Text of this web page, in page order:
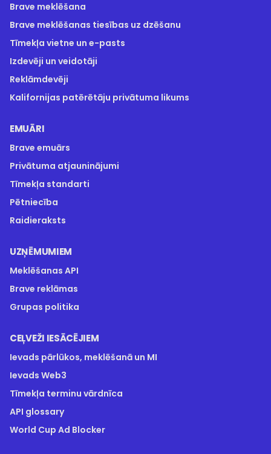
Brave meklēšana
Brave meklēšanas tiesības uz dzēšanu
Tīmekļa vietne un e-pasts
Izdevēji un veidotāji
Reklāmdevēji
Kalifornijas patērētāju privātuma likums
EMUĀRI
Brave emuārs
Privātuma atjauninājumi
Tīmekļa standarti
Pētniecība
Raidieraksts
UZŅĒMUMIEM
Meklēšanas API
Brave reklāmas
Grupas politika
CEĻVEŽI IESĀCĒJIEM
Ievads pārlūkos, meklēšanā un MI
Ievads Web3
Tīmekļa terminu vārdnīca
API glossary
World Cup Ad Blocker